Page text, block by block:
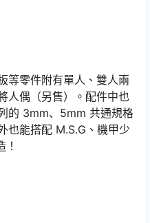
等零件附有單人、雙人兩
人偶（另售）。配件中也
的 3mm、5mm 共通規格
也能搭配 M.S.G、機甲少